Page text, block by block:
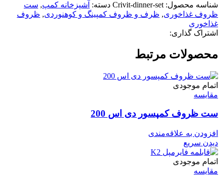
شناسه محصول: Crivit-dinner-set دسته: آشپزخانه کمپ, ست
ظروف غذاخوری, ظرف و ظروف کمپینگ و کوهنوردی, ظروف
غذاخوری
اشتراک گذاری:
محصولات مرتبط
اتمام موجودی
مقایسه
ست ظروف کمپسور دی اس 200
افزودن به علاقه‌مندی
دیدن سریع
اتمام موجودی
مقایسه